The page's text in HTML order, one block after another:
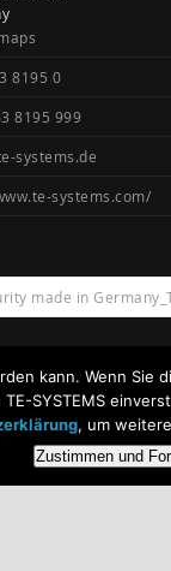
8195 0
8195 999
systems.de
systems.com/
kann. Wenn
SYSTEMS
, um
Zustimmen und